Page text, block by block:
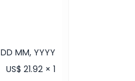
DD MM, YYYY
US$ 21.92 × 1